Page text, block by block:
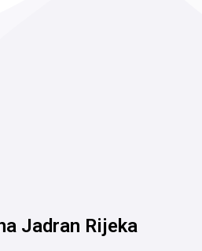
Jadran Rijeka